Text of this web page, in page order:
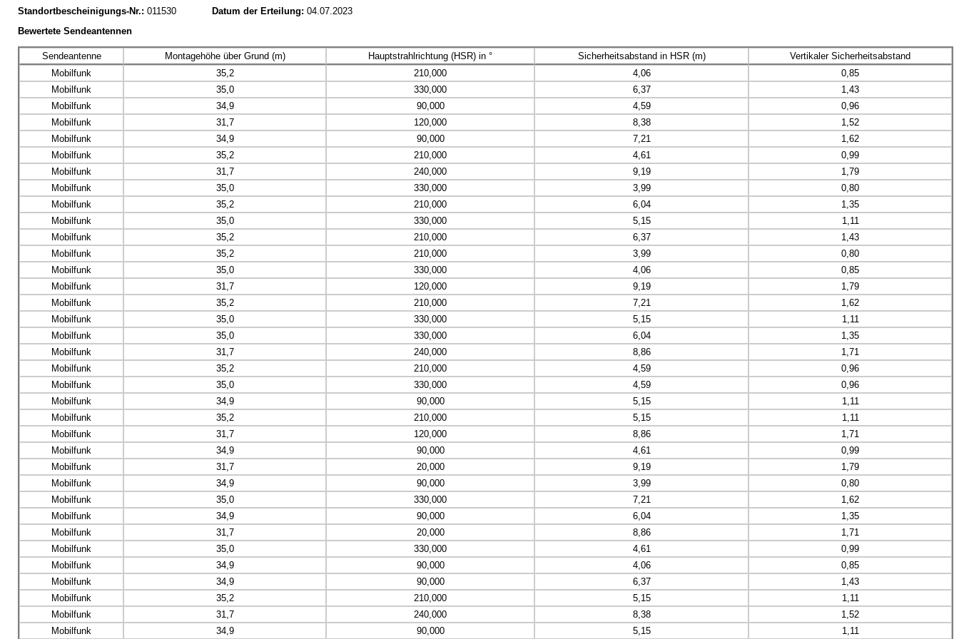
Standortbescheinigungs-Nr.: 011530 Datum der Erteilung: 04.07.2023
Bewertete Sendeantennen
Sendeantenne Montagehöhe über Grund (m) Hauptstrahlrichtung (HSR) in ° Sicherheitsabstand in HSR (m)
Vertikaler Sicherheitsabstand
Mobilfunk
35,2 210,000 4,06
0,85
Mobilfunk
35,0 330,000 6,37
1,43
Mobilfunk
34,9 90,000 4,59
0,96
Mobilfunk
31,7 120,000 8,38
1,52
Mobilfunk
34,9 90,000 7,21
1,62
Mobilfunk
35,2 210,000 4,61
0,99
Mobilfunk
31,7 240,000 9,19
1,79
Mobilfunk
35,0 330,000 3,99
0,80
Mobilfunk
35,2 210,000 6,04
1,35
Mobilfunk
35,0 330,000 5,15
1,11
Mobilfunk
35,2 210,000 6,37
1,43
Mobilfunk
35,2 210,000 3,99
0,80
Mobilfunk
35,0 330,000 4,06
0,85
Mobilfunk
31,7 120,000 9,19
1,79
Mobilfunk
35,2 210,000 7,21
1,62
Mobilfunk
35,0 330,000 5,15
1,11
Mobilfunk
35,0 330,000 6,04
1,35
Mobilfunk
31,7 240,000 8,86
1,71
Mobilfunk
35,2 210,000 4,59
0,96
Mobilfunk
35,0 330,000 4,59
0,96
Mobilfunk
34,9 90,000 5,15
1,11
Mobilfunk
35,2 210,000 5,15
1,11
Mobilfunk
31,7 120,000 8,86
1,71
Mobilfunk
34,9 90,000 4,61
0,99
Mobilfunk
31,7 20,000 9,19
1,79
Mobilfunk
34,9 90,000 3,99
0,80
Mobilfunk
35,0 330,000 7,21
1,62
Mobilfunk
34,9 90,000 6,04
1,35
Mobilfunk
31,7 20,000 8,86
1,71
Mobilfunk
35,0 330,000 4,61
0,99
Mobilfunk
34,9 90,000 4,06
0,85
Mobilfunk
34,9 90,000 6,37
1,43
Mobilfunk
35,2 210,000 5,15
1,11
Mobilfunk
31,7 240,000 8,38
1,52
Mobilfunk
34,9 90,000 5,15 1,11